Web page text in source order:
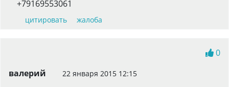
+79169553061
цитировать жалоба
0
валерий
22 января 2015 12:15